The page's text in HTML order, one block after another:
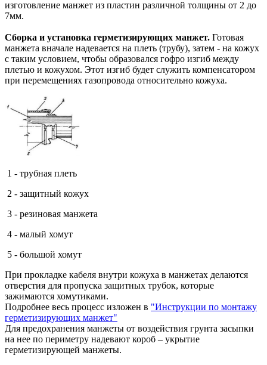
изготовление манжет из пластин различной толщины от 2 до
7мм.
Сборка и установка герметизирующих манжет. Готовая
манжета вначале надевается на плеть (трубу), затем - на кожух
с таким условием, чтобы образовался гофро изгиб между
плетью и кожухом. Этот изгиб будет служить компенсатором
при перемещениях газопровода относительно кожуха.
1 - трубная плеть
2 - защитный кожух
3 - резиновая манжета
4 - малый хомут
5 - большой хомут
При прокладке кабеля внутри кожуха в манжетах делаются
отверстия для пропуска защитных трубок, которые
зажимаются хомутиками.
Подробнее весь процесс изложен в "Инструкции по монтажу
герметизирующих манжет"
Для предохранения манжеты от воздействия грунта засыпки
на нее по периметру надевают короб – укрытие
герметизирующей манжеты.